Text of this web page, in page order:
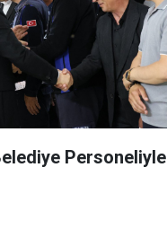
Personeliyle